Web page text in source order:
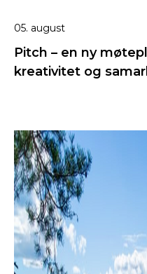
05. august
Pitch – en ny
kreativitet og